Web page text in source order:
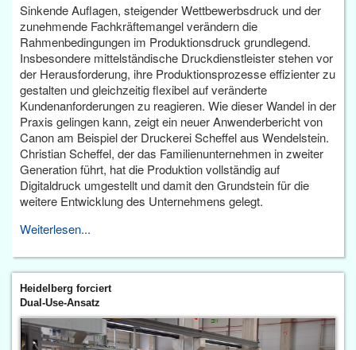
Sinkende Auflagen, steigender Wettbewerbsdruck und der
zunehmende Fachkräftemangel verändern die
Rahmenbedingungen im Produktionsdruck grundlegend.
Insbesondere mittelständische Druckdienstleister stehen vor
der Herausforderung, ihre Produktionsprozesse effizienter zu
gestalten und gleichzeitig flexibel auf veränderte
Kundenanforderungen zu reagieren. Wie dieser Wandel in der
Praxis gelingen kann, zeigt ein neuer Anwenderbericht von
Canon am Beispiel der Druckerei Scheffel aus Wendelstein.
Christian Scheffel, der das Familienunternehmen in zweiter
Generation führt, hat die Produktion vollständig auf
Digitaldruck umgestellt und damit den Grundstein für die
weitere Entwicklung des Unternehmens gelegt.
Weiterlesen...
Heidelberg forciert
Dual-Use-Ansatz